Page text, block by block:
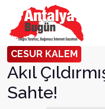
CESUR KALEM
Akıl
Sahte!
Arama Yap!